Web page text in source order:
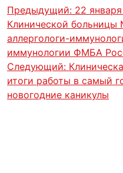
Предыдущий: 22
Клинической
аллергологи-
иммунологии ФМБА
Следующий:
итоги работы в самый
новогодние каникулы